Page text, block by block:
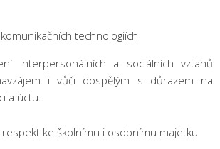
technologiích
interpersonálních a sociálních vztahů
i vůči dospělým s důrazem na
a úctu.
ke školnímu i osobnímu majetku